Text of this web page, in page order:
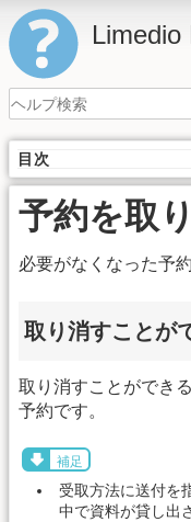
Limedio
目次
予約を取
必要がなくなった予
取り消すことが
取り消すことができ
予約です。
補足
受取方法に送付を
中で資料が貸し出